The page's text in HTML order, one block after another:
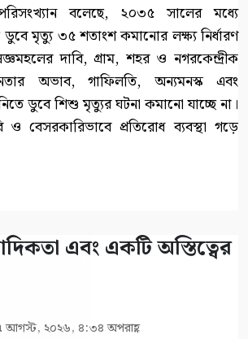
বলেছে, ২০৩৫ সালের মধ্যে
ডুবে মৃত্যু ৩৫ শতাংশ কমানোর লক্ষ্য নির্ধারণ
দাবি, গ্রাম, শহর ও নগরকেন্দ্রীক
অভাব, গাফিলতি, অন্যমনস্ক এবং
ডুবে শিশু মৃত্যুর ঘটনা কমানো যাচ্ছে না।
ও বেসরকারিভাবে প্রতিরোধ ব্যবস্থা গড়ে
এবং একটি অস্তিত্বের
আগস্ট, ২০২৬, ৪:৩৪ অপরাহ্ণ